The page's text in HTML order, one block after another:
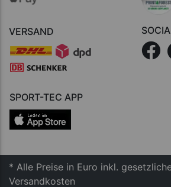
VERSAND
SPORT-TEC APP
* Alle Preise in Euro inkl.
Versandkosten